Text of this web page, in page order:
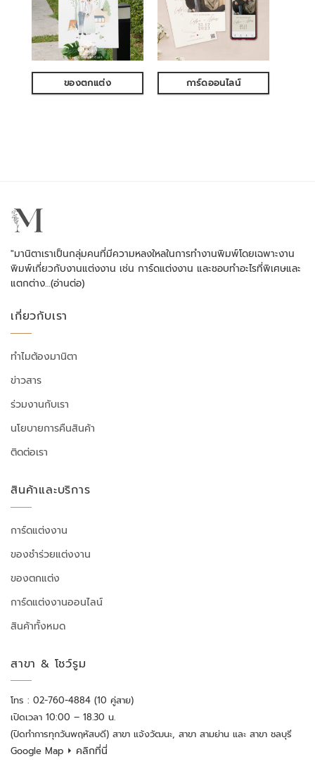
ของตกแต่ง การ์ดออนไลน์
"มานิตาเราเป็นกลุ่มคนที่มีความหลงใหลในการทำงานพิมพ์โดยเฉพาะงาน
พิมพ์เกี่ยวกับงานแต่งงาน เช่น การ์ดแต่งงาน และชอบทำอะไรที่พิเศษและ
แตกต่าง…(อ่านต่อ)
เกี่ยวกับเรา
ทำไมต้องมานิตา
ข่าวสาร
ร่วมงานกับเรา
นโยบายการคืนสินค้า
ติดต่อเรา
สินค้าและบริการ
การ์ดแต่งงาน
ของชำร่วยแต่งงาน
ของตกแต่ง
การ์ดแต่งงานออนไลน์
สินค้าทั้งหมด
สาขา & โชว์รูม
โทร : 02-760-4884 (10 คู่สาย)
เปิดเวลา 10:00 – 18.30 น.
(ปิดทำการทุกวันพฤหัสบดี) สาขา แจ้งวัฒนะ, สาขา สามย่าน และ สาขา ชลบุรี
Google Map ⏵ คลิกที่นี่